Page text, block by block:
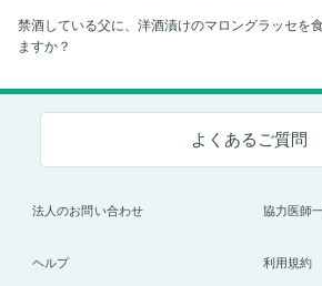
禁酒している父に、洋酒漬けのマロングラッセを
ますか？
よくあるご質問
法人のお問い合わせ 協力医師
ヘルプ 利用規約